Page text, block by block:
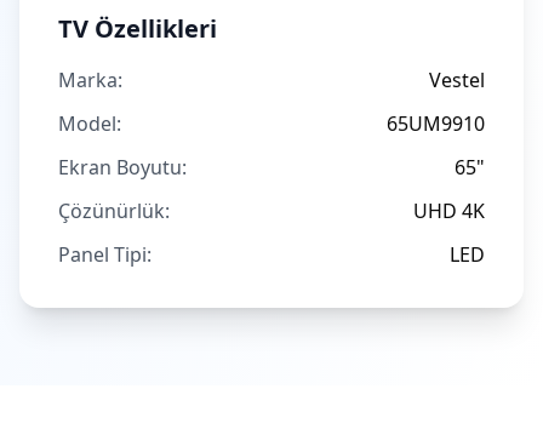
TV Özellikleri
Marka:
Vestel
Model:
65UM9910
Ekran Boyutu:
65"
Çözünürlük:
UHD 4K
Panel Tipi:
LED